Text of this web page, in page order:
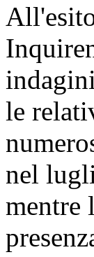
le
nel
mentre